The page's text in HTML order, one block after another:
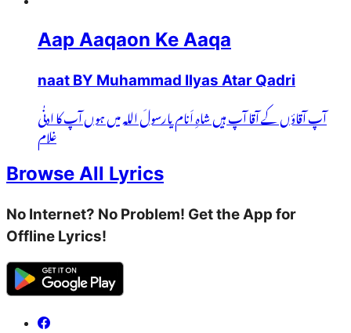
Aap Aaqaon Ke Aaqa
naat BY Muhammad Ilyas Atar Qadri
آپ آقاؤں کے آقا آپ ہیں شاہِ اَنام یارسولَ اللہ میں ہوں آپ کا ادنٰی
غلام
Browse All Lyrics
No Internet? No Problem! Get the App for
Offline Lyrics!